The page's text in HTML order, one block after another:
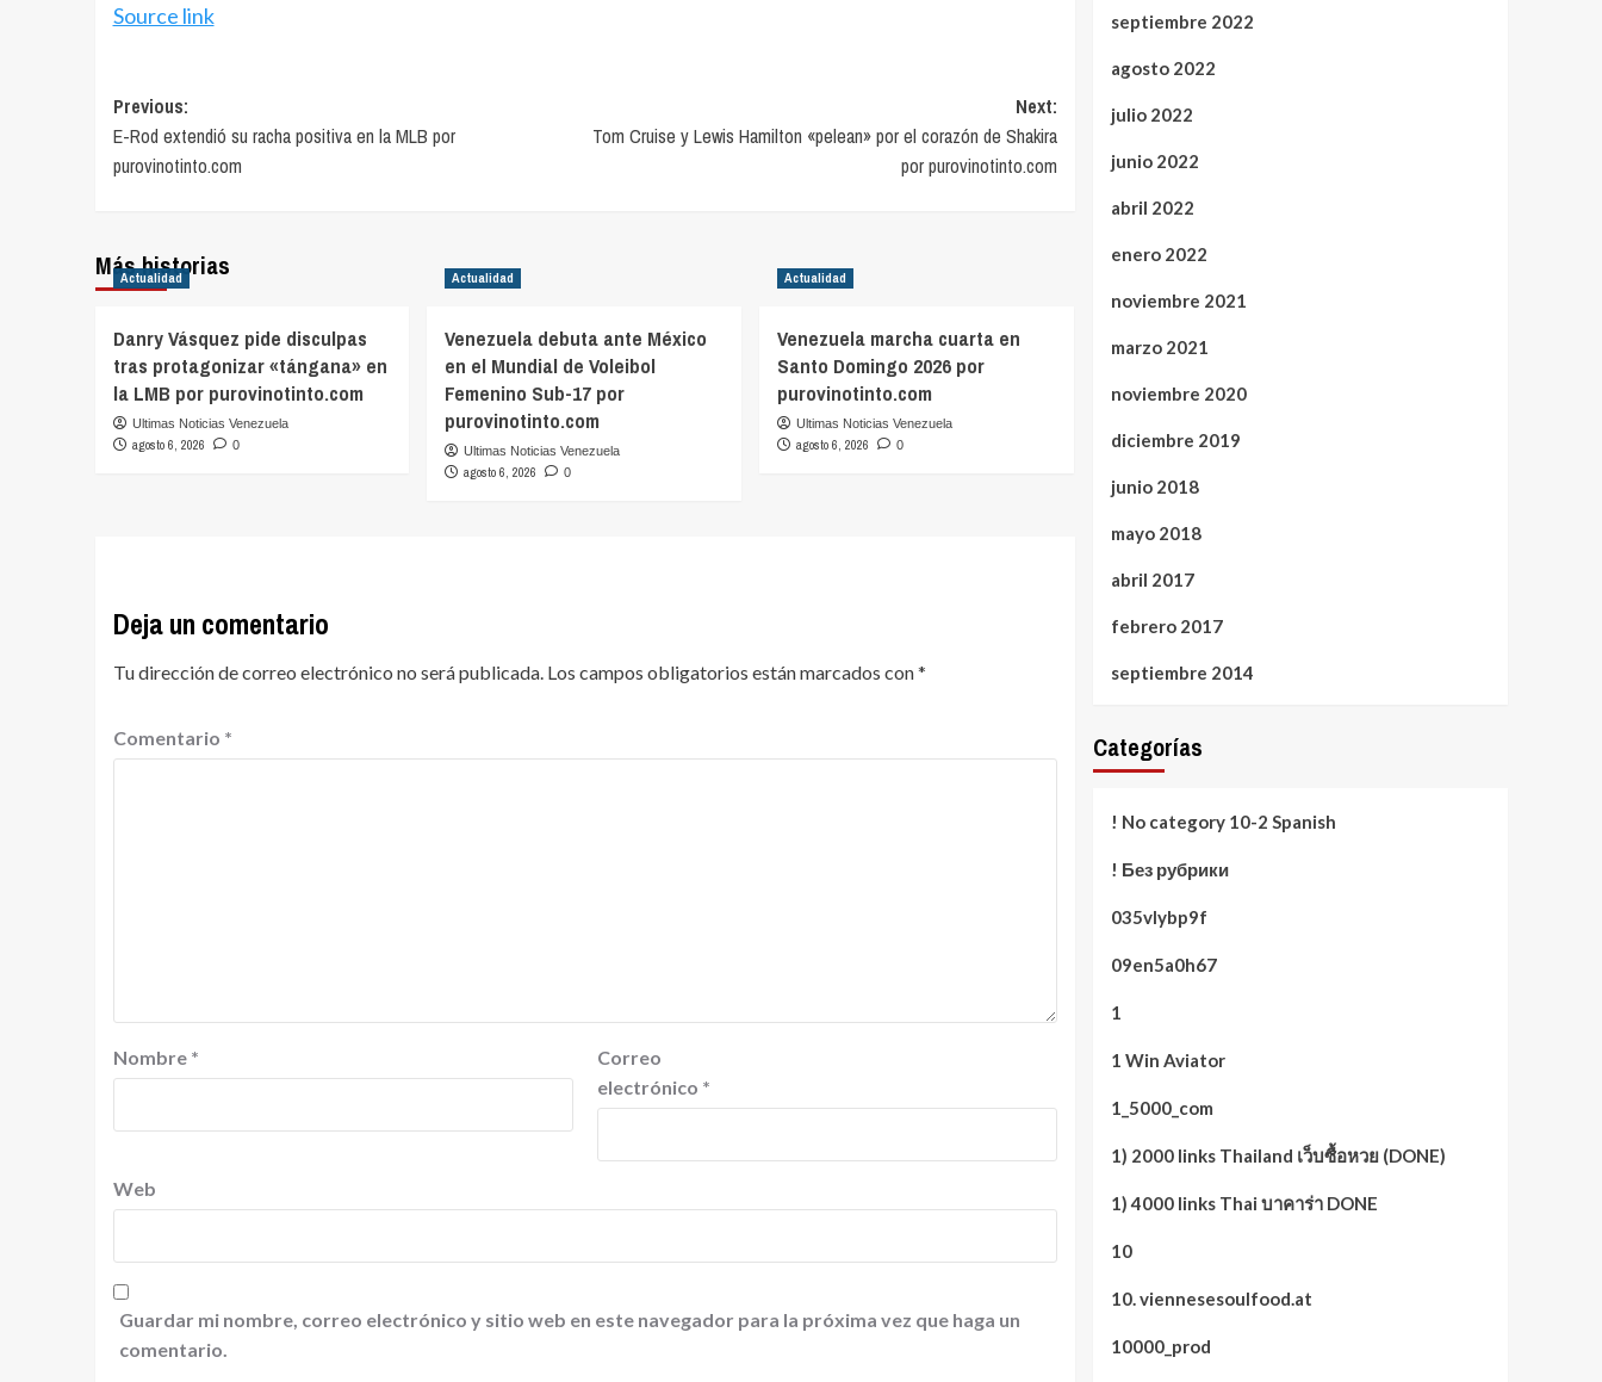
Source link
Post
navigation
Previous:
E-Rod extendió su racha positiva en la MLB por
purovinotinto.com
Next:
Tom Cruise y Lewis Hamilton «pelean» por el corazón de Shakira
por purovinotinto.com
Más historias
Actualidad
Danry Vásquez pide disculpas
tras protagonizar «tángana» en
la LMB por purovinotinto.com
Ultimas Noticias Venezuela
agosto 6, 2026 0
Actualidad
Venezuela debuta ante México
en el Mundial de Voleibol
Femenino Sub-17 por
purovinotinto.com
Ultimas Noticias Venezuela
agosto 6, 2026 0
Actualidad
Venezuela marcha cuarta en
Santo Domingo 2026 por
purovinotinto.com
Ultimas Noticias Venezuela
agosto 6, 2026 0
Deja un comentario
Tu dirección de correo electrónico no será publicada. Los campos obligatorios están marcados con*
Comentario *
Nombre *
Correo
electrónico *
Web
Guardar mi nombre, correo electrónico y sitio web en este navegador para la próxima vez que haga un
comentario.
septiembre 2022
agosto 2022
julio 2022
junio 2022
abril 2022
enero 2022
noviembre 2021
marzo 2021
noviembre 2020
diciembre 2019
junio 2018
mayo 2018
abril 2017
febrero 2017
septiembre 2014
Categorías
! No category 10-2 Spanish
! Без рубрики
035vlybp9f
09en5a0h67
1
1 Win Aviator
1_5000_com
1) 2000 links Thailand เว็บซื้อหวย (DONE)
1) 4000 links Thai บาคาร่า DONE
10
10. viennesesoulfood.at
10000_prod